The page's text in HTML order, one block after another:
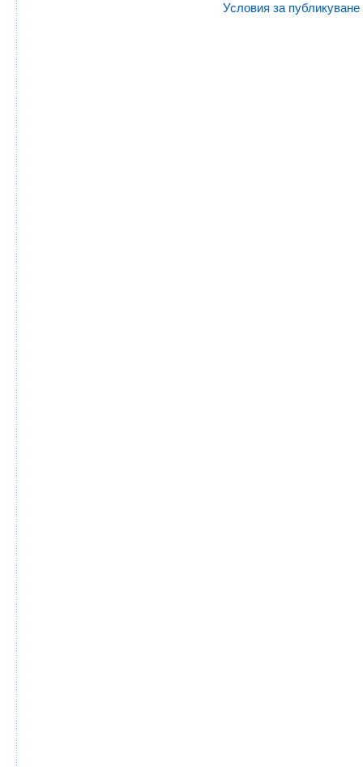
Условия за